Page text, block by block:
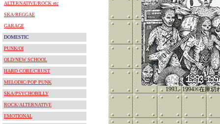
ALTERNATIVE/ROCK etc
SKA/REGGAE
GARAGE
DOMESTIC
PUNK/OI
OLD/NEW SCHOOL
HARD CORE/CRUST
MELODIC/POP PUNK
SKA/PSYCHOBILLY
ROCK/ALTERNATIVE
EMOTIONAL
1993 - 1994※在庫切